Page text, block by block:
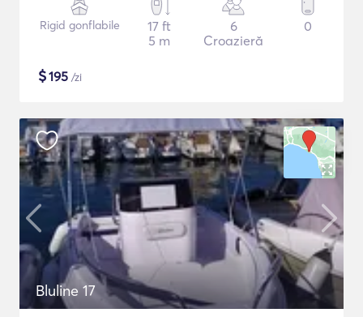
Rigid gonflabile
17 ft
5 m
6
Croazieră
0
$195 /zi
Bluline 17